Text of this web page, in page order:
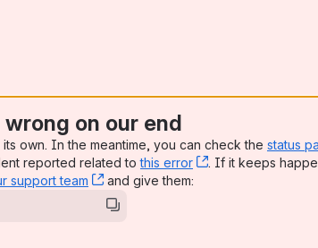
on our end
own. In the meantime, you can check the status
reported related tothis error , (opens new
. If it keeps
support team , (opens new window)
and give them: